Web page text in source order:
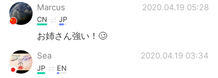
Marcus 2020.04.19 05:28
CN JP
お姉さん強い！🥴
Sea 2020.04.19 03:34
JP EN